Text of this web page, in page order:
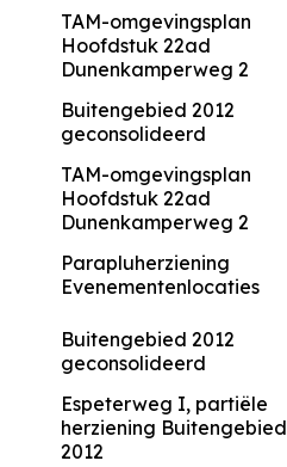
TAM-omgevingsplan
Hoofdstuk 22ad
Dunenkamperweg 2
Buitengebied 2012
geconsolideerd
TAM-omgevingsplan
Hoofdstuk 22ad
Dunenkamperweg 2
Parapluherziening
Evenementenlocaties
Buitengebied 2012
geconsolideerd
Espeterweg I, partiële
herziening Buitengebied
2012